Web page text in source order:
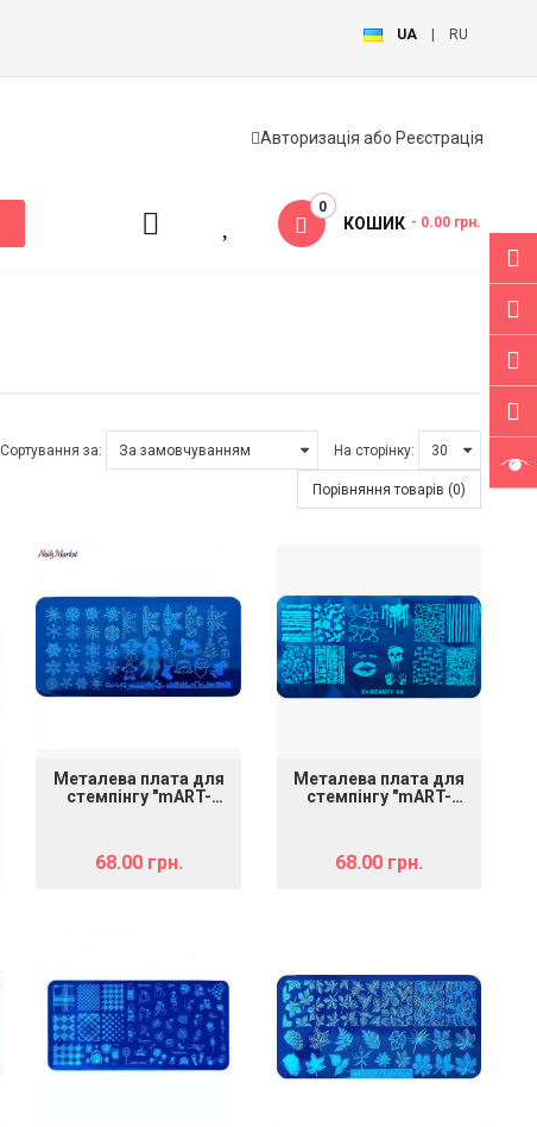
UA RU
Авторизація або Реєстрація
КОШИК
0
- 0.00 грн.
Сортування за: На сторінку:
Порівняння товарів (0)
Металева плата для
стемпінгу "mART-
68.00 грн.
Металева плата для
стемпінгу "mART-
68.00 грн.